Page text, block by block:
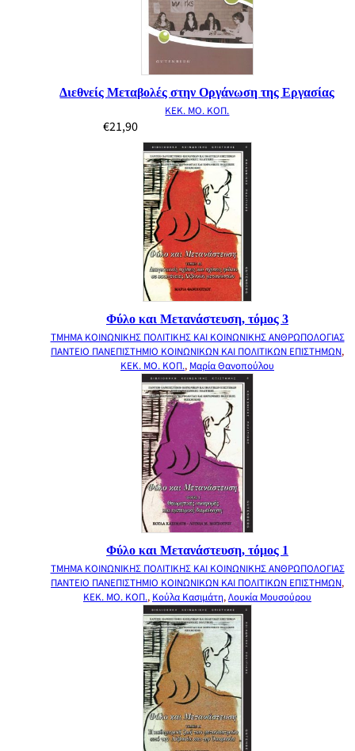
Διεθνείς Μεταβολές στην Οργάνωση της Εργασίας
ΚΕΚ. ΜΟ. ΚΟΠ.
€21,90
Φύλο και Μετανάστευση, τόμος 3
ΤΜΗΜΑ ΚΟΙΝΩΝΙΚΗΣ ΠΟΛΙΤΙΚΗΣ ΚΑΙ ΚΟΙΝΩΝΙΚΗΣ ΑΝΘΡΩΠΟΛΟΓΙΑΣ
ΠΑΝΤΕΙΟ ΠΑΝΕΠΙΣΤΗΜΙΟ ΚΟΙΝΩΝΙΚΩΝ ΚΑΙ ΠΟΛΙΤΙΚΩΝ ΕΠΙΣΤΗΜΩΝ,
ΚΕΚ. ΜΟ. ΚΟΠ., Μαρία Θανοπούλου
Φύλο και Μετανάστευση, τόμος 1
ΤΜΗΜΑ ΚΟΙΝΩΝΙΚΗΣ ΠΟΛΙΤΙΚΗΣ ΚΑΙ ΚΟΙΝΩΝΙΚΗΣ ΑΝΘΡΩΠΟΛΟΓΙΑΣ
ΠΑΝΤΕΙΟ ΠΑΝΕΠΙΣΤΗΜΙΟ ΚΟΙΝΩΝΙΚΩΝ ΚΑΙ ΠΟΛΙΤΙΚΩΝ ΕΠΙΣΤΗΜΩΝ,
ΚΕΚ. ΜΟ. ΚΟΠ., Κούλα Κασιμάτη,Λουκία Μουσούρου